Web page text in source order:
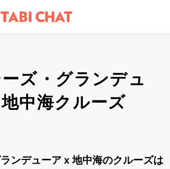
ズ・グランデュ
中海クルーズ
ンデューア x 地中海のクルーズは